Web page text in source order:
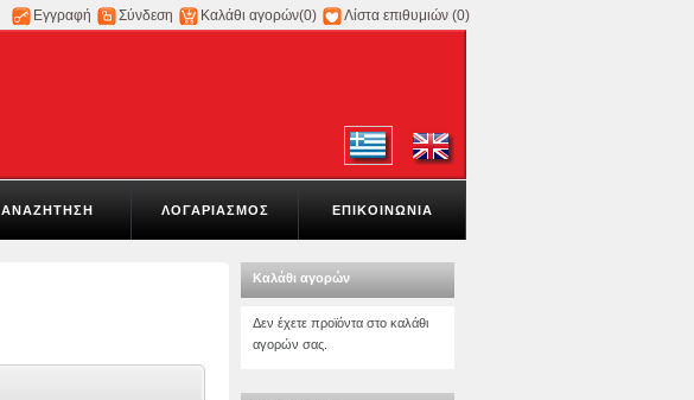
Εγγραφή Σύνδεση Καλάθι αγορών(0) Λίστα επιθυμιών (0)
ΑΝΑΖΗΤΗΣΗ ΛΟΓΑΡΙΑΣΜΟΣ ΕΠΙΚΟΙΝΩΝΙΑ
Καλάθι αγορών
Δεν έχετε προϊόντα στο καλάθι
αγορών σας.